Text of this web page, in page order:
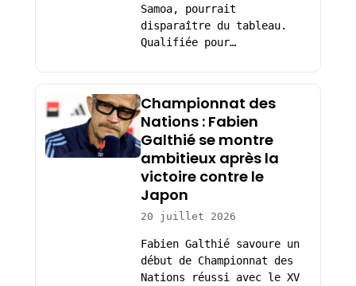
Samoa, pourrait
disparaître du tableau.
Qualifiée pour…
Championnat des
Nations : Fabien
Galthié se montre
ambitieux après la
victoire contre le
Japon
20 juillet 2026
Fabien Galthié savoure un
début de Championnat des
Nations réussi avec le XV